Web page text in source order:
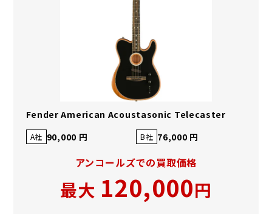
Fender American Acoustasonic Telecaster
A社 90,000 円 B社 76,000 円
アンコールズでの買取価格
最大 120,000円